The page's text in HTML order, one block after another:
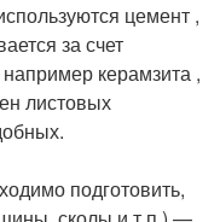
цемент ,
за счет
керамзита ,
листовых
подготовить,